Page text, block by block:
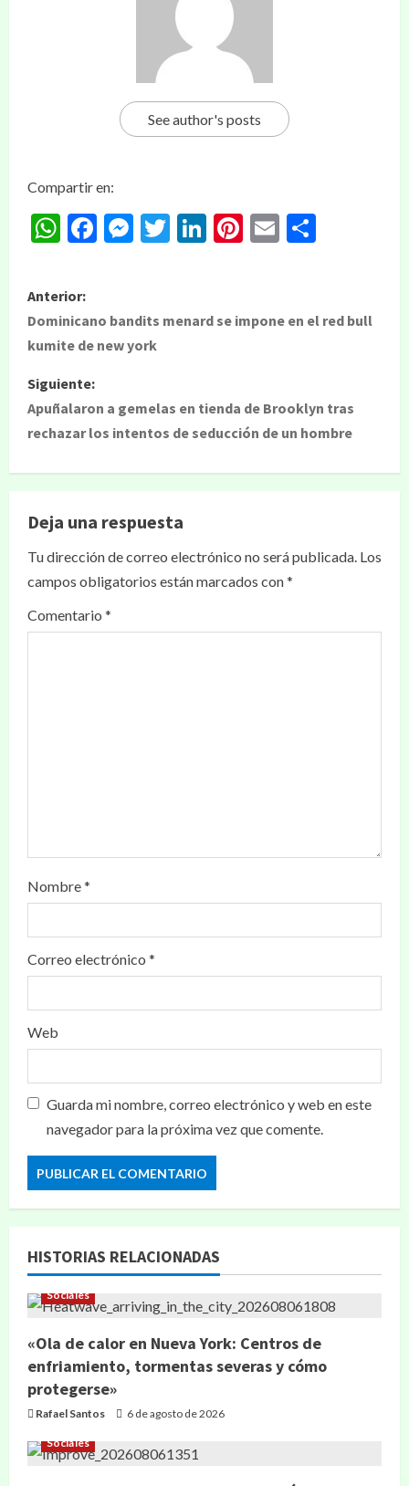
See author's posts
Compartir en:
WhatsApp
Facebook
Messenger
Twitter
LinkedIn
Pinterest
Email
Anterior:
Dominicano bandits menard se impone en el red bull
kumite de new york
Siguiente:
Apuñalaron a gemelas en tienda de Brooklyn tras
rechazar los intentos de seducción de un hombre
Deja una respuesta
Tu dirección de correo electrónico no será publicada. Los
campos obligatorios están marcados con*
Comentario *
Nombre*
Correo electrónico *
Web
Guarda mi nombre, correo electrónico y web en este
navegador para la próxima vez que comente.
HISTORIAS RELACIONADAS
Sociales
«Ola de calor en Nueva York: Centros de
enfriamiento, tormentas severas y cómo
protegerse»
Rafael Santos 6 de agosto de 2026
Sociales